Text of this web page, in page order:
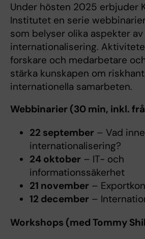
Under hösten 2025 erbjuder
Institutet en serie
som belyser olika aspekter av
internationalisering.
forskare och medarbetare
stärka kunskapen om
internationella samarbeten.
Webbinarier (30 min, inkl.
22 september– Vad
internationalisering?
24 oktober– IT- och
informationssäkerhet
21 november–
12 december–
Workshops (med Tommy